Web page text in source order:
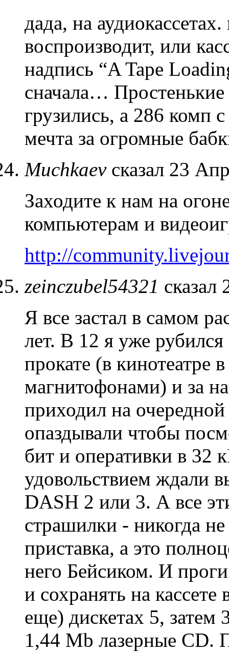
дада, на
воспроизводит, или
надпись “A Tape
сначала…
грузились, а 286 комп
мечта за огромные
Muchkaevсказал 23
Заходите к нам на
компьютерам и
http://
zeinczubel54321
Я все застал в самом
лет. В 12 я уже
прокате (в кинотеатре
магнитофонами) и за
приходил на
опаздывали чтобы
бит и оперативки в 32
удовольствием ждали
DASH 2 или 3. А все
страшилки - никогда
приставка, а это
него Бейсиком. И
и сохранять на
еще) дискетах 5,
1,44 Mb лазерные